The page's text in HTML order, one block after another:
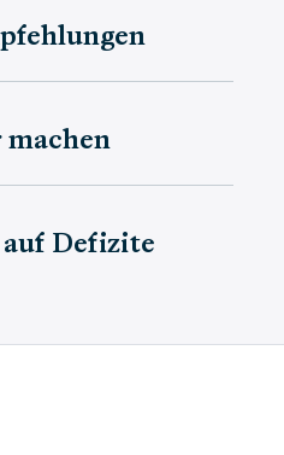
machen
Defizite